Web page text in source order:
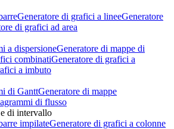
Generatore di grafici a lineeGeneratore
di grafici ad area
a dispersioneGeneratore di mappe di
combinatiGeneratore di grafici a
a imbuto
di GanttGeneratore di mappe
di flusso
di intervallo
impilateGeneratore di grafici a colonne